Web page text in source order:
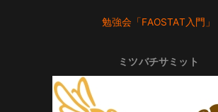
勉強会「FAOSTAT入門」
ミツバチサミット